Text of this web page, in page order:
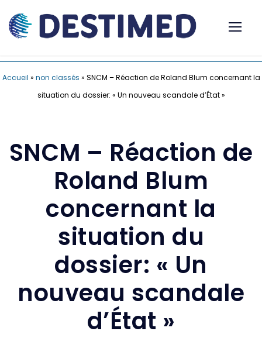
Accueil » non classés » SNCM – Réaction de Roland Blum concernant la
situation du dossier: « Un nouveau scandale d’État »
SNCM – Réaction de
Roland Blum
concernant la
situation du
dossier: « Un
nouveau scandale
d’État »